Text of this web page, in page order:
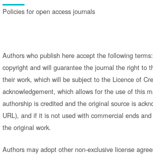
Policies for open access journals
Authors who publish here accept the following
copyright and will guarantee the journal the right to
their work, which will be subject to the Licence of
acknowledgement, which allows for the use of this
authorship is credited and the original source is
URL), and if it is not used with commercial ends
the original work.
Authors may adopt other non-exclusive license